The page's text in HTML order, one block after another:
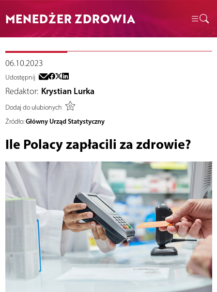
MENEDŻER ZDROWIA
06.10.2023
Udostępnij
Redaktor: Krystian Lurka
Dodaj do ulubionych
Źródło: Główny Urząd Statystyczny
Ile Polacy zapłacili za zdrowie?